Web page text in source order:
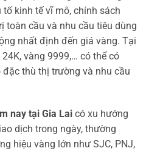
kinh tế vĩ mô, chính sách
toàn cầu và nhu cầu tiêu dùng
nhất định đến giá vàng. Tại
vàng 9999,… có thể có
thù thị trường và nhu cầu
nay tại Gia Lai có xu hướng
dịch trong ngày, thường
hiệu vàng lớn như SJC, PNJ,